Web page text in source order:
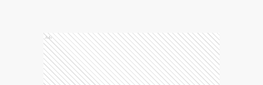
Ads